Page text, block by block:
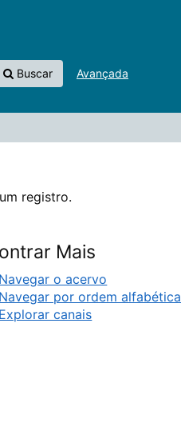
Buscar Avançada
registro.
Mais
Navegar o acervo
Navegar por ordem alfabética
Explorar canais